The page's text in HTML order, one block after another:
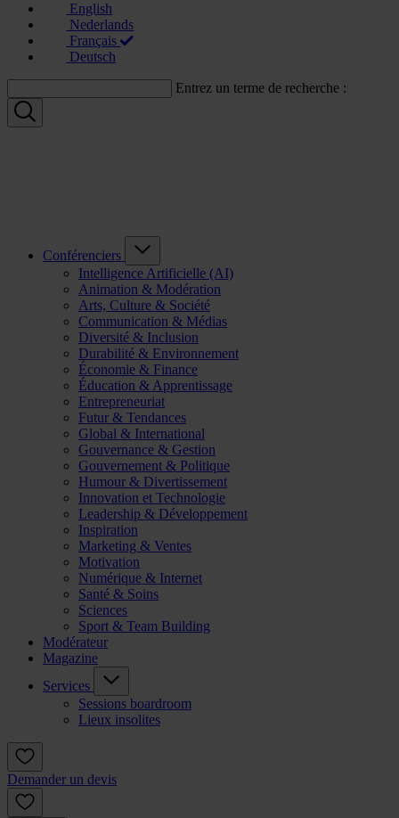
English
Nederlands
Français
Deutsch
Entrez un terme de recherche :
Conférenciers
Intelligence Artificielle (AI)
Animation & Modération
Arts, Culture & Société
Communication & Médias
Diversité & Inclusion
Durabilité & Environnement
Économie & Finance
Éducation & Apprentissage
Entrepreneuriat
Futur & Tendances
Global & International
Gouvernance & Gestion
Gouvernement & Politique
Humour & Divertissement
Innovation et Technologie
Leadership & Développement
Inspiration
Marketing & Ventes
Motivation
Numérique & Internet
Santé & Soins
Sciences
Sport & Team Building
Modérateur
Magazine
Services
Sessions boardroom
Lieux insolites
Demander un devis